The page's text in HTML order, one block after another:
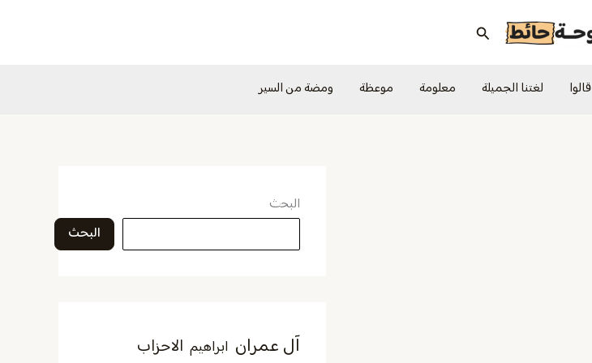
البحث
قالوا لغتنا الجميلة معلومة موعظة ومضة من السير
البحث
البحث
آل عمران ابراهيم الاحزاب